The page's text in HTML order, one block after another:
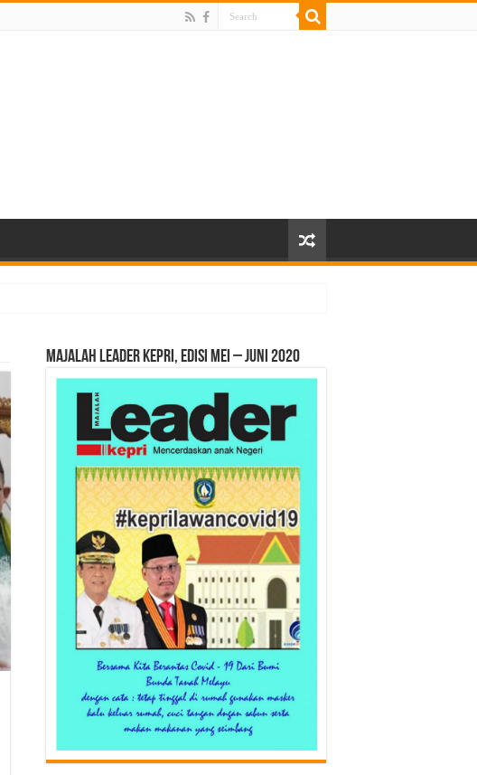
MAJALAH LEADER KEPRI, EDISI MEI – JUNI 2020